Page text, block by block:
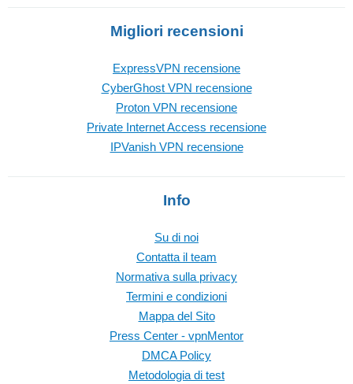
Migliori recensioni
ExpressVPN recensione
CyberGhost VPN recensione
Proton VPN recensione
Private Internet Access recensione
IPVanish VPN recensione
Info
Su di noi
Contatta il team
Normativa sulla privacy
Termini e condizioni
Mappa del Sito
Press Center - vpnMentor
DMCA Policy
Metodologia di test